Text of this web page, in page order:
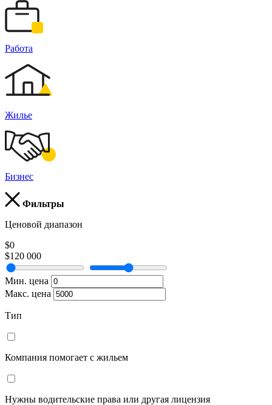
Работа
Жилье
Бизнес
Фильтры
Ценовой диапазон
$0
$120 000
Мин. цена
Макс. цена
Тип
Компания помогает с жильем
Нужны водительские права или другая лицензия